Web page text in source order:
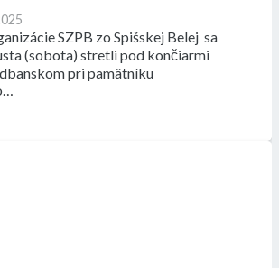
SZPB zo Spišskej Belej sa
(sobota) stretli pod končiarmi
pri pamätníku